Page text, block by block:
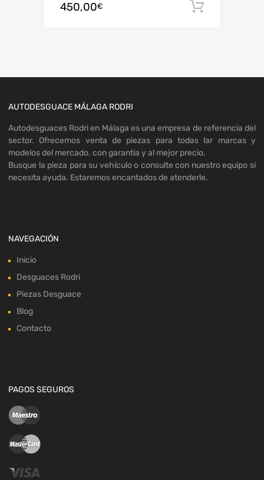
450,00€
AUTODESGUACE MÁLAGA RODRI
Autodesguaces Rodri en Málaga es una empresa de referencia del
sector. Ofrecemos venta de piezas para todas lar marcas y
modelos del mercado. con garantía y al mejor precio.
Busque la pieza para su vehículo o consulte con nuestro equipo si
necesita ayuda. Estaremos encantados de atenderle.
NAVEGACIÓN
Inicio
Desguaces Rodri
Piezas Desguace
Blog
Contacto
PAGOS SEGUROS